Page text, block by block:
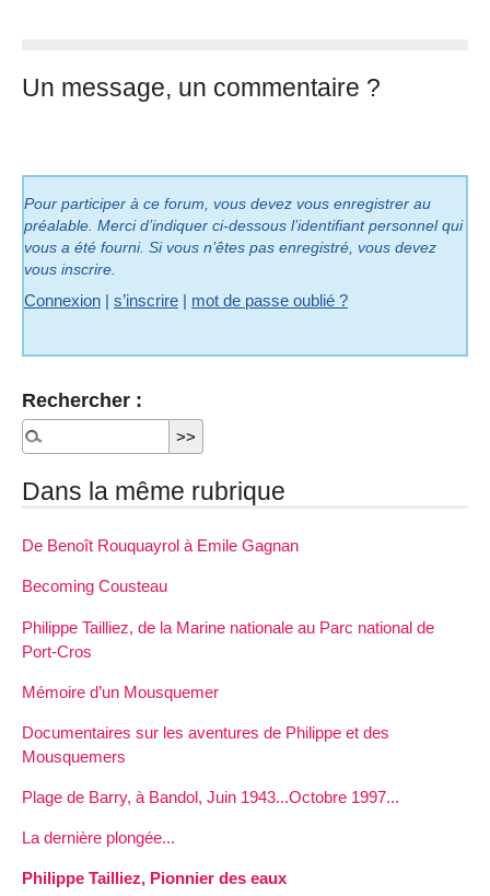
Un message, un commentaire ?
Pour participer à ce forum, vous devez vous enregistrer au
préalable. Merci d’indiquer ci-dessous l’identifiant personnel qui
vous a été fourni. Si vous n’êtes pas enregistré, vous devez
vous inscrire.
Connexion | s’inscrire | mot de passe oublié ?
Rechercher :
Dans la même rubrique
De Benoît Rouquayrol à Emile Gagnan
Becoming Cousteau
Philippe Tailliez, de la Marine nationale au Parc national de
Port-Cros
Mémoire d’un Mousquemer
Documentaires sur les aventures de Philippe et des
Mousquemers
Plage de Barry, à Bandol, Juin 1943...Octobre 1997...
La dernière plongée...
Philippe Tailliez, Pionnier des eaux